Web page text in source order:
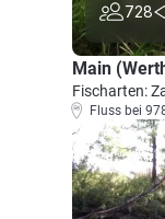
728
Main
Fischarten:
Fluss bei